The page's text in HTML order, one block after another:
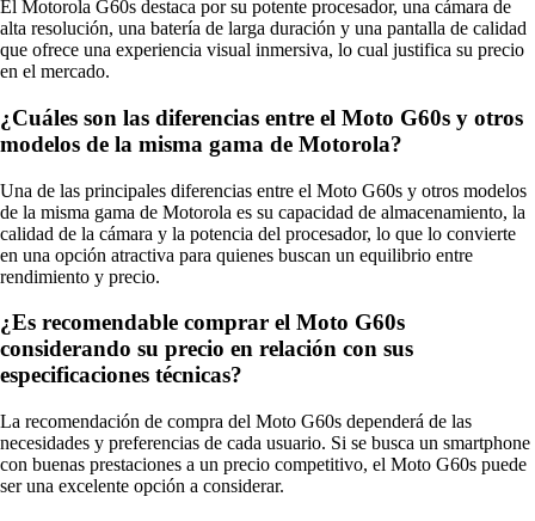
El Motorola G60s destaca por su potente procesador, una cámara de
alta resolución, una batería de larga duración y una pantalla de calidad
que ofrece una experiencia visual inmersiva, lo cual justifica su precio
en el mercado.
¿Cuáles son las diferencias entre el Moto G60s y otros
modelos de la misma gama de Motorola?
Una de las principales diferencias entre el Moto G60s y otros modelos
de la misma gama de Motorola es su capacidad de almacenamiento, la
calidad de la cámara y la potencia del procesador, lo que lo convierte
en una opción atractiva para quienes buscan un equilibrio entre
rendimiento y precio.
¿Es recomendable comprar el Moto G60s
considerando su precio en relación con sus
especificaciones técnicas?
La recomendación de compra del Moto G60s dependerá de las
necesidades y preferencias de cada usuario. Si se busca un smartphone
con buenas prestaciones a un precio competitivo, el Moto G60s puede
ser una excelente opción a considerar.